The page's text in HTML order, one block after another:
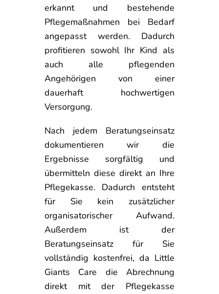
erkannt und bestehende
Pflegemaßnahmen bei Bedarf
angepasst werden. Dadurch
profitieren sowohl Ihr Kind als
auch alle pflegenden
Angehörigen von einer
dauerhaft hochwertigen
Versorgung.
Nach jedem Beratungseinsatz
dokumentieren wir die
Ergebnisse sorgfältig und
übermitteln diese direkt an Ihre
Pflegekasse. Dadurch entsteht
für Sie kein zusätzlicher
organisatorischer Aufwand.
Außerdem ist der
Beratungseinsatz für Sie
vollständig kostenfrei, da Little
Giants Care die Abrechnung
direkt mit der Pflegekasse